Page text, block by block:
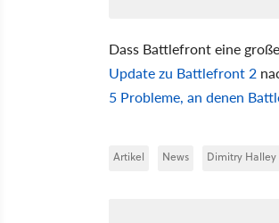
Dass Battlefront eine
Update zu Battlefront 2
5 Probleme, an denen
Artikel News Dimitry Halley